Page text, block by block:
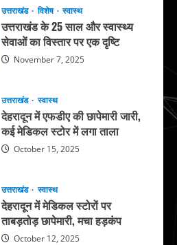
उत्तराखंड
विशेष स्वास्थ
उत्तराखंड के 25 साल और स्वास्थ्य
सेवाओं का विस्तार पर एक दृष्टि
November 7, 2025
उत्तराखंड स्वास्थ
देहरादून में एफडीए की छापेमारी जारी,
कई मेडिकल स्टोर में लगा ताला
October 15, 2025
उत्तराखंड स्वास्थ
देहरादून में मेडिकल स्टोरों पर
ताबड़तोड़ छापेमारी, मचा हड़कंप
October 12, 2025